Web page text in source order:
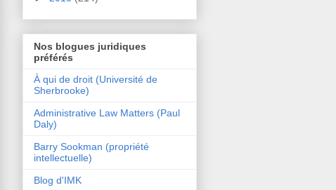
Nos blogues juridiques
préférés
À qui de droit (Université de
Sherbrooke)
Administrative Law Matters (Paul
Daly)
Barry Sookman (propriété
intellectuelle)
Blog d'IMK